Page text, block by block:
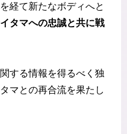
経て新たなボディへと
タマへの忠誠と共に戦
する情報を得るべく独
マとの再合流を果たし